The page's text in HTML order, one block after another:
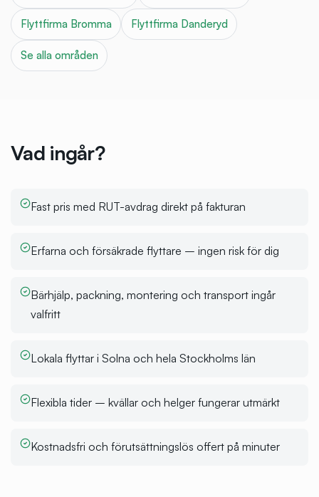
Flyttfirma Bromma Flyttfirma Danderyd
Se alla områden
Vad ingår?
Fast pris med RUT-avdrag direkt på fakturan
Erfarna och försäkrade flyttare – ingen risk för dig
Bärhjälp, packning, montering och transport ingår
valfritt
Lokala flyttar i Solna och hela Stockholms län
Flexibla tider – kvällar och helger fungerar utmärkt
Kostnadsfri och förutsättningslös offert på minuter